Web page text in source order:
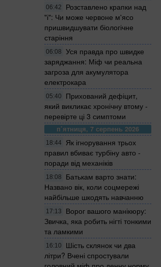
06:42
Розставлено крапки над
"і": Чи може червоне м'ясо
пришвидшувати біологічне
старіння
06:08
Уся правда про швидке
заряджання: Міф чи реальна
загроза для акумулятора
електрокара
05:40
Прихований дефіцит,
який викликає хронічну втому -
перевірте ці 3 симптоми
п’ятниця, 7 серпень 2026
18:44
Як ігнорування трьох
правил вбиває турбіну авто -
поради від механіків
18:08
Батькам варто знати:
Названо вік, коли соцмережі
найбільше шкодять навчанню
17:13
Ворог вашого манікюру:
Звичка, яка робить нігті тонкими
та ламкими
16:10
Шість склянок чи два
літри? Вчені спростували